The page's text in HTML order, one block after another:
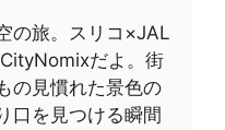
の旅。スリコ×JAL
だよ。街
の見慣れた景色の
口を見つける瞬間